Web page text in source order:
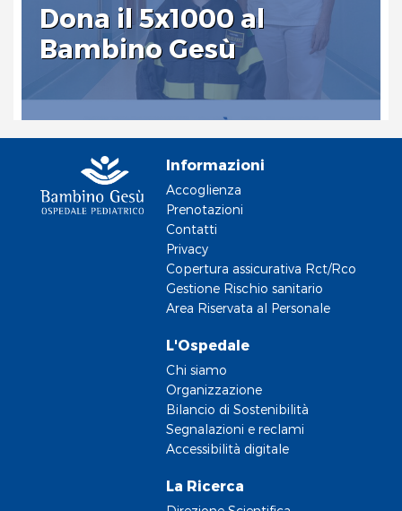
Dona il 5x1000 al
Bambino Gesù
Informazioni
Accoglienza
Prenotazioni
Contatti
Privacy
Copertura assicurativa Rct/Rco
Gestione Rischio sanitario
Area Riservata al Personale
L'Ospedale
Chi siamo
Organizzazione
Bilancio di Sostenibilità
Segnalazioni e reclami
Accessibilità digitale
La Ricerca